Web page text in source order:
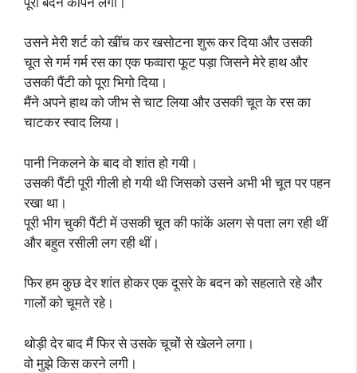
उसने मेरी शर्ट को खींच कर खसोटना शुरू कर दिया और उसकी
चूत से गर्म गर्म रस का एक फव्वारा फूट पड़ा जिसने मेरे हाथ और
उसकी पैंटी को पूरा भिगो दिया।
मैंने अपने हाथ को जीभ से चाट लिया और उसकी चूत के रस का
चाटकर स्वाद लिया।
पानी निकलने के बाद वो शांत हो गयी।
उसकी पैंटी पूरी गीली हो गयी थी जिसको उसने अभी भी चूत पर पहन
रखा था।
पूरी भीग चुकी पैंटी में उसकी चूत की फांकें अलग से पता लग रही थीं
और बहुत रसीली लग रही थीं।
फिर हम कुछ देर शांत होकर एक दूसरे के बदन को सहलाते रहे और
गालों को चूमते रहे।
थोड़ी देर बाद मैं फिर से उसके चूचों से खेलने लगा।
वो मुझे किस करने लगी।